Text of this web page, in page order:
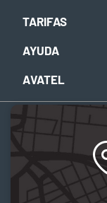
TARIFAS
AYUDA
AVATEL
© 2026 Avatel